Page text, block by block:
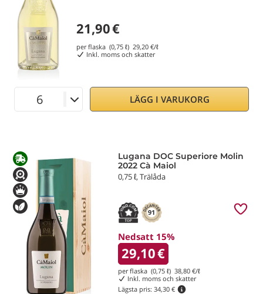
21,90€
per flaska (0,75 ℓ) 29,20 €/ℓ
Inkl. moms och skatter
LÄGG I VARUKORG
Lugana DOC Superiore Molin
2022 Cà Maiol
0,75 ℓ, Trälåda
91
Nedsatt 15%
29,10€
per flaska (0,75 ℓ) 38,80€/ℓ
Inkl. moms och skatter
Lägsta pris: 34,30 €